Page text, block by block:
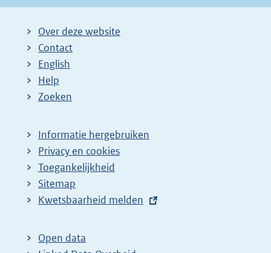
Over deze website
Contact
English
Help
Zoeken
Informatie hergebruiken
Privacy en cookies
Toegankelijkheid
Sitemap
E
t
e
Kwetsbaarheid melden
Open data